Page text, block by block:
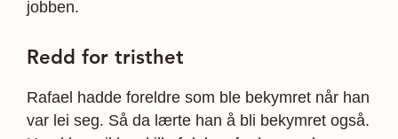
jobben.
Redd for tristhet
Rafael hadde foreldre som ble bekymret når han
var lei seg. Så da lærte han å bli bekymret også.